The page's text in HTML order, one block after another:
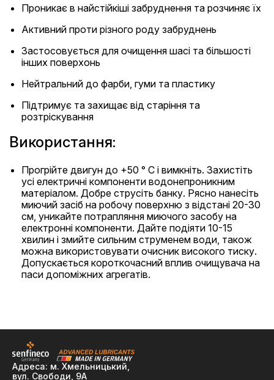
Проникає в найстійкіші забруднення та розчиняє їх
Активний проти різного роду забруднень
Застосовується для очищення шасі та більшості
інших поверхонь
Нейтральний до фарби, гуми та пластику
Підтримує та захищає від старіння та
розтріскування
Використання:
Прогрійте двигун до +50 ° С і вимкніть. Захистіть
усі електричні компоненти водонепроникним
матеріалом. Добре струсіть банку. Рясно нанесіть
миючий засіб на робочу поверхню з відстані 20-30
см, уникайте потрапляння миючого засобу на
електронні компоненти. Дайте подіяти 10-15
хвилин і змийте сильним струменем води, також
можна використовувати очисник високого тиску.
Допускається короткочасний вплив очищувача на
паси допоміжних агрегатів.
Адреса: м. Хмельницький,
вул. Свободи, 9А